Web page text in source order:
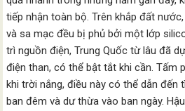
tiếp nhận toàn bộ. Trên khắp đất
và sa mạc đều bị phủ bởi một lớp
trì nguồn điện, Trung Quốc từ lâu đã
điện than, có thể bật tắt khi cần. Tấm
khi trời nắng, điều này có thể dẫn đến
ban đêm và dư thừa vào ban ngày.